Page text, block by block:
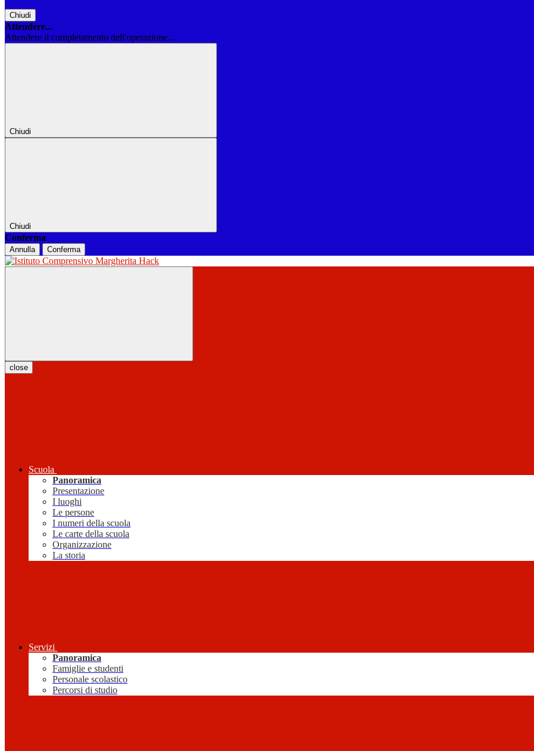
Chiudi
Attendere...
Attendere il completamento dell'operazione...
Chiudi
Chiudi
Conferma
Annulla Conferma
close
Scuola
Panoramica
Presentazione
I luoghi
Le persone
I numeri della scuola
Le carte della scuola
Organizzazione
La storia
Servizi
Panoramica
Famiglie e studenti
Personale scolastico
Percorsi di studio